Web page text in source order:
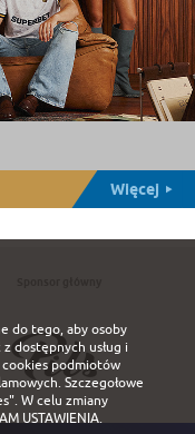
Więcej
do tego, aby osoby
dostępnych usług i
podmiotów
Szczegołowe
. W celu zmiany
USTAWIENIA.